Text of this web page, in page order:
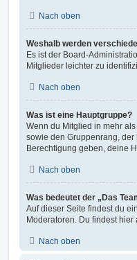
Nach oben
Weshalb werden
Es ist der Board-
Mitglieder leichter zu
Nach oben
Was ist eine Hauptgruppe?
Wenn du Mitglied in mehr
sowie den Gruppenrang,
Berechtigung geben, deine
Nach oben
Was bedeutet der „Das
Auf dieser Seite findest du
Moderatoren. Du findest
Nach oben